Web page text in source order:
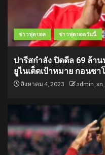
ข่าวฟุตบอล ข่าวฟุตบอลวันนี้
ปารีสกำลัง ปิดดีล 69 ล้า
ยูไนเต็ดเป้าหมาย กอนซา
สิงหาคม 4, 2023